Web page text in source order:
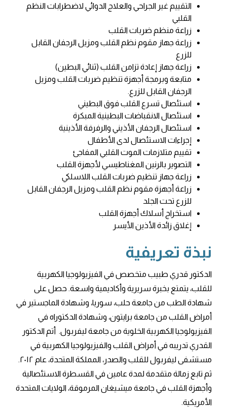
التقييم غير الجراحي والعلاج الدوائي لاضطرابات النظم
القلبي
زراعة منظم ضربات القلب
زراعة جهاز مقوم نظم القلب ومزيل الرجفان القابل
للزرع
زراعة جهاز إعادة تزامن القلب (ثنائي البطين)
متابعة وبرمجة أجهزة تنظيم ضربات القلب ومزيل
الرجفان القابل للزرع.
استئصال تسرع القلب فوق البطيني
استئصال الانقباضات البطينية المبكرة
استئصال الرجفان الأذيني والرفرفة الأذينية
إجراءات الاستئصال لدى الأطفال
تقييم متلازمات الموت القلبي المفاجئ
التصوير بالرنين المغناطيسي لأجهزة القلب
زراعة جهاز تنظيم ضربات القلب اللاسلكي
زراعة أجهزة مقوم نظم القلب ومزيل الرجفان القابل
للزرع تحت الجلد
استخراج أسلاك أجهزة القلب
إغلاق زائدة الأذين الأيسر
نبذة تعريفية
الدكتور قدري طبيب متخصص في الفيزيولوجيا الكهربية
للقلب، يتمتع بخبرة سريرية وأكاديمية واسعة. حصل على
شهادة الطب من جامعة حلب، سوريا، وشهادة الماجستير في
أمراض القلب من جامعة برايتون، وشهادة الدكتوراه في
الفيزيولوجيا الكهربية الخلوية من جامعة ليفربول. أتم الدكتور
القدري تدريبه في أمراض القلب والفيزيولوجيا الكهربية في
مستشفى ليفربول للقلب والصدر، المملكة المتحدة، عام ٢٠١٢.
ثم تابع زمالة متقدمة لمدة عامين في القسطرة الاستئصالية
وأجهزة القلب في جامعة ميشيغان المرموقة، الولايات المتحدة
الأمريكية.